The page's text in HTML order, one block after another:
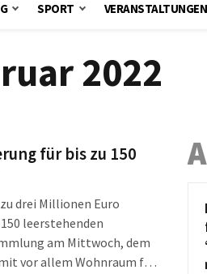
SPORT VERANSTALTUNGEN
2022
für bis zu 150
drei Millionen Euro
leerstehenden
am Mittwoch, dem
vor allem Wohnraum für